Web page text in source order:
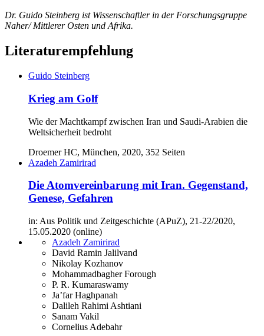
Dr. Guido Steinberg ist Wissenschaftler in der Forschungsgruppe
Naher/ Mittlerer Osten und Afrika.
Literaturempfehlung
Guido Steinberg
Krieg am Golf
Wie der Machtkampf zwischen Iran und Saudi-Arabien die
Weltsicherheit bedroht
Droemer HC, München, 2020, 352 Seiten
Azadeh Zamirirad
Die Atomvereinbarung mit Iran. Gegenstand,
Genese, Gefahren
in: Aus Politik und Zeitgeschichte (APuZ), 21-22/2020,
15.05.2020 (online)
Azadeh Zamirirad
David Ramin Jalilvand
Nikolay Kozhanov
Mohammadbagher Forough
P. R. Kumaraswamy
Ja’far Haghpanah
Dalileh Rahimi Ashtiani
Sanam Vakil
Cornelius Adebahr